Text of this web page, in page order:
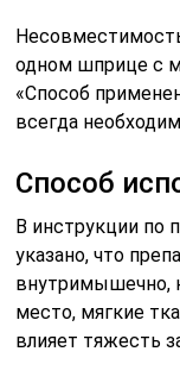
одном шприце с
«Способ
всегда
Способ
В инструкции по
указано, что
внутримышечно,
место, мягкие
влияет тяжесть